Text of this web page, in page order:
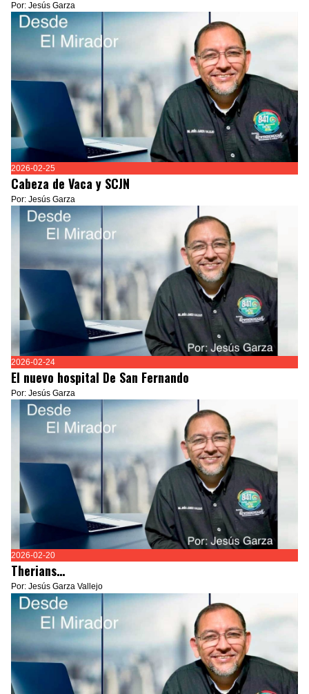
Por: Jesús Garza
2026-02-25
Cabeza de Vaca y SCJN
Por: Jesús Garza
2026-02-24
El nuevo hospital De San Fernando
Por: Jesús Garza
2026-02-20
Therians…
Por: Jesús Garza Vallejo